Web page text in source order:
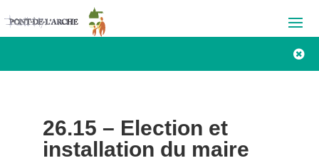

26.15 – Election et
installation du maire